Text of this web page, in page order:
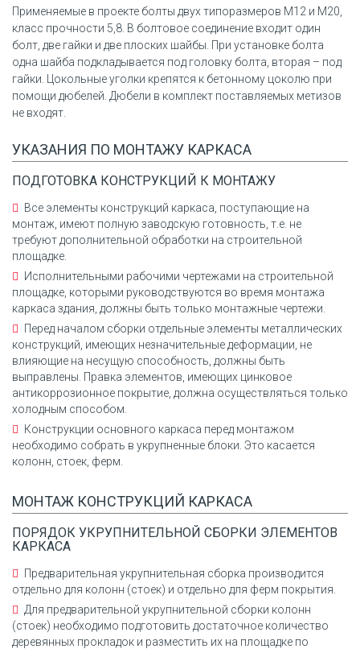
Применяемые в проекте болты двух типоразмеров М12 и М20,
класс прочности 5,8. В болтовое соединение входит один
болт, две гайки и две плоских шайбы. При установке болта
одна шайба подкладывается под головку болта, вторая – под
гайки. Цокольные уголки крепятся к бетонному цоколю при
помощи дюбелей. Дюбели в комплект поставляемых метизов
не входят.
УКАЗАНИЯ ПО МОНТАЖУ КАРКАСА
ПОДГОТОВКА КОНСТРУКЦИЙ К МОНТАЖУ
Все элементы конструкций каркаса, поступающие на
монтаж, имеют полную заводскую готовность, т.е. не
требуют дополнительной обработки на строительной
площадке.
Исполнительными рабочими чертежами на строительной
площадке, которыми руководствуются во время монтажа
каркаса здания, должны быть только монтажные чертежи.
Перед началом сборки отдельные элементы металлических
конструкций, имеющих незначительные деформации, не
влияющие на несущую способность, должны быть
выправлены. Правка элементов, имеющих цинковое
антикоррозионное покрытие, должна осуществляться только
холодным способом.
Конструкции основного каркаса перед монтажом
необходимо собрать в укрупненные блоки. Это касается
колонн, стоек, ферм.
МОНТАЖ КОНСТРУКЦИЙ КАРКАСА
ПОРЯДОК УКРУПНИТЕЛЬНОЙ СБОРКИ ЭЛЕМЕНТОВ
КАРКАСА
Предварительная укрупнительная сборка производится
отдельно для колонн (стоек) и отдельно для ферм покрытия.
Для предварительной укрупнительной сборки колонн
(стоек) необходимо подготовить достаточное количество
деревянных прокладок и разместить их на площадке по